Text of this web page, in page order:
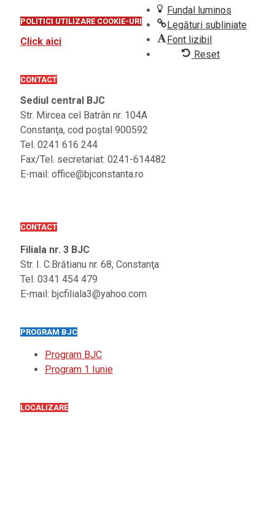
POLITICI UTILIZARE COOKIE-URI
Click aici
CONTACT
Sediul central BJC
Str. Mircea cel Batrân nr. 104A
Constanţa, cod poştal 900592
Tel. 0241 616 244
Fax/Tel. secretariat: 0241-614482
E-mail: office@bjconstanta.ro
CONTACT
Filiala nr. 3 BJC
Str. I. C.Brătianu nr. 68, Constanţa
Tel. 0341 454 479
E-mail: bjcfiliala3@yahoo.com
PROGRAM BJC
Program BJC
Program 1 Iunie
LOCALIZARE
Fundal luminos
Legături subliniate
Font lizibil
Reset